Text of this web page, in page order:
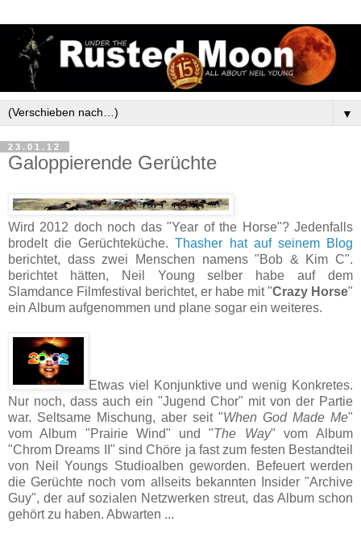
▼
23.01.12
Galoppierende Gerüchte
Wird 2012 doch noch das "Year of the Horse"? Jedenfalls
brodelt die Gerüchteküche.Thasher hat auf seinem Blog
berichtet, dass zwei Menschen namens "Bob & Kim C".
berichtet hätten, Neil Young selber habe auf dem
Slamdance Filmfestival berichtet, er habe mit "Crazy Horse"
ein Album aufgenommen und plane sogar ein weiteres.
Etwas viel Konjunktive und wenig Konkretes.
Nur noch, dass auch ein "Jugend Chor" mit von der Partie
war. Seltsame Mischung, aber seit "When God Made Me"
vom Album "Prairie Wind" und "The Way" vom Album
"Chrom Dreams II" sind Chöre ja fast zum festen Bestandteil
von Neil Youngs Studioalben geworden. Befeuert werden
die Gerüchte noch vom allseits bekannten Insider "Archive
Guy", der auf sozialen Netzwerken streut, das Album schon
gehört zu haben. Abwarten ...